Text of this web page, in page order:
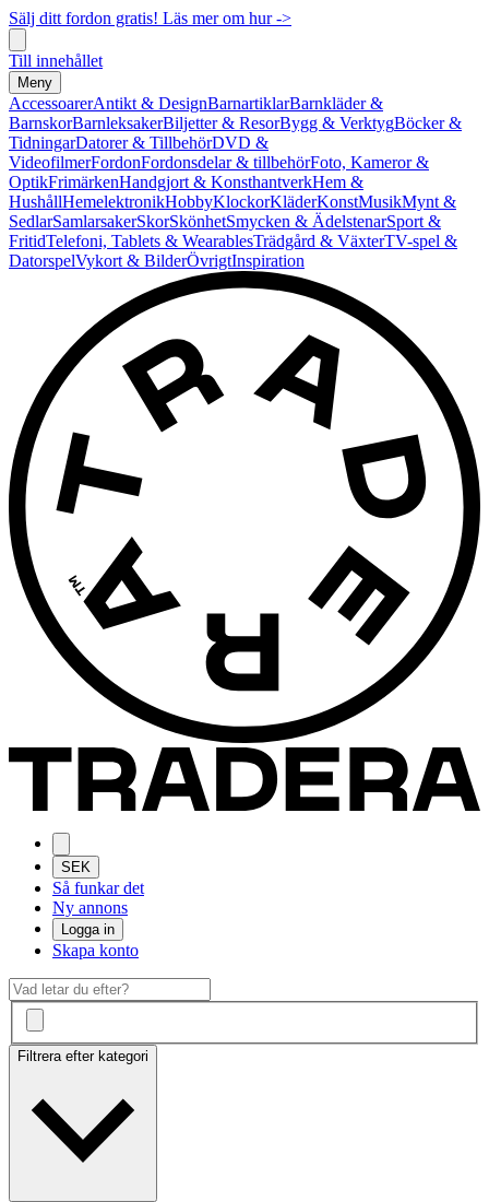
Sälj ditt fordon gratis! Läs mer om hur ->
Till innehållet
Meny
AccessoarerAntikt & DesignBarnartiklarBarnkläder &
BarnskorBarnleksakerBiljetter & ResorBygg & VerktygBöcker &
TidningarDatorer & TillbehörDVD &
VideofilmerFordonFordonsdelar & tillbehörFoto, Kameror &
OptikFrimärkenHandgjort & KonsthantverkHem &
HushållHemelektronikHobbyKlockorKläderKonstMusikMynt &
SedlarSamlarsakerSkorSkönhetSmycken & ÄdelstenarSport &
FritidTelefoni, Tablets & WearablesTrädgård & VäxterTV-spel &
DatorspelVykort & BilderÖvrigtInspiration
SEK
Så funkar det
Ny annons
Logga in
Skapa konto
Filtrera efter kategori